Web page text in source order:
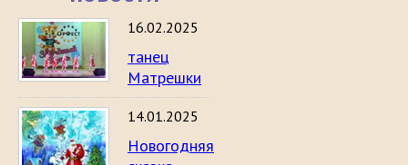
16.02.2025
танец
Матрешки
14.01.2025
Новогодняя